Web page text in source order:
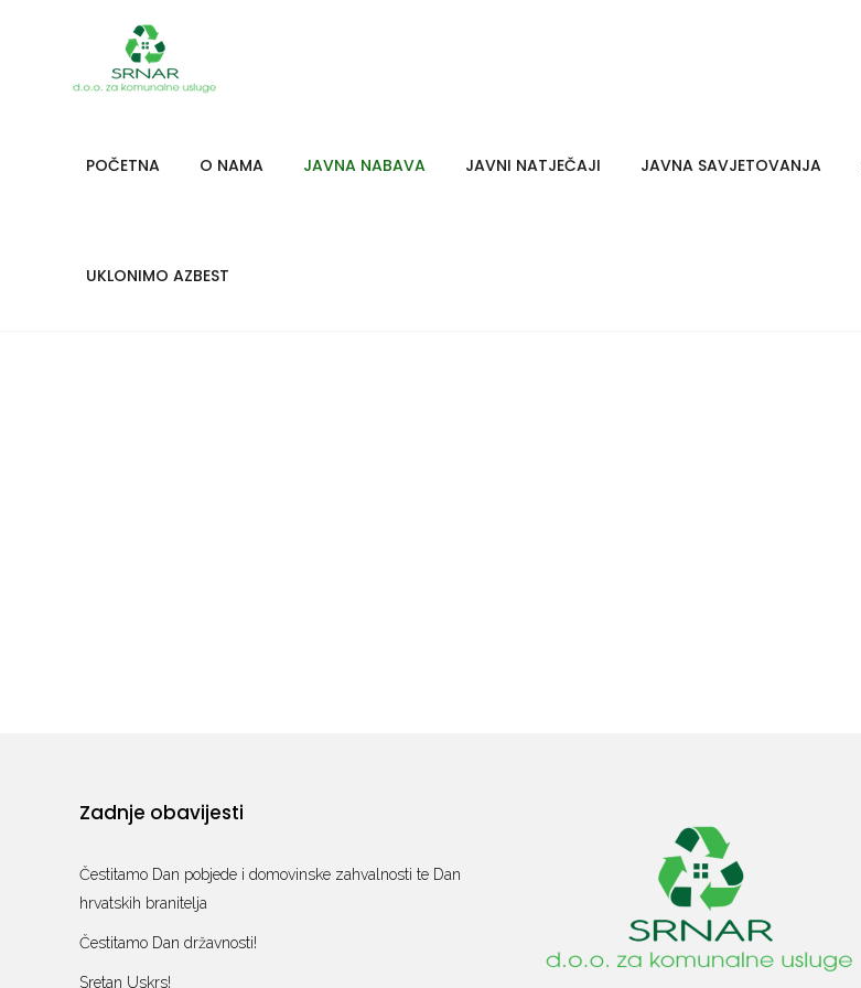
POČETNA O NAMA JAVNA NABAVA JAVNI NATJEČAJI JAVNA SAVJETOVANJA
UKLONIMO AZBEST
Zadnje obavijesti
Čestitamo Dan pobjede i domovinske zahvalnosti te Dan
hrvatskih branitelja
Čestitamo Dan državnosti!
Sretan Uskrs!